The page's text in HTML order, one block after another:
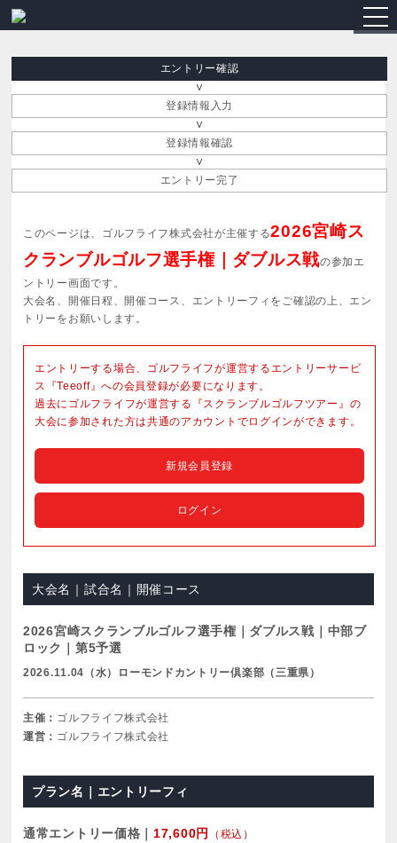
エントリー確認
登録情報入力
登録情報確認
エントリー完了
このページは、ゴルフライフ株式会社が主催する2026宮崎ス
クランブルゴルフ選手権｜ダブルス戦の参加エ
ントリー画面です。
大会名、開催日程、開催コース、エントリーフィをご確認の上、エン
トリーをお願いします。
エントリーする場合、ゴルフライフが運営するエントリーサービ
ス『Teeoff』への会員登録が必要になります。
過去にゴルフライフが運営する『スクランブルゴルフツアー』の
大会に参加された方は共通のアカウントでログインができます。
新規会員登録
ログイン
大会名｜試合名｜開催コース
2026宮崎スクランブルゴルフ選手権｜ダブルス戦｜中部ブ
ロック｜第5予選
2026.11.04（水）ローモンドカントリー倶楽部（三重県）
主催： ゴルフライフ株式会社
運営： ゴルフライフ株式会社
プラン名｜エントリーフィ
通常エントリー価格｜ 17,600円 （税込）